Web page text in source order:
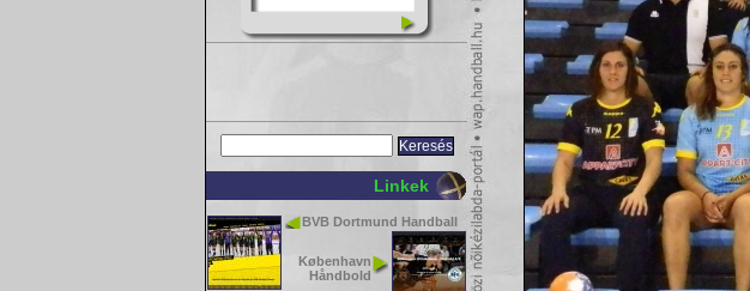
Linkek
BVB Dortmund Handball
København
Håndbold